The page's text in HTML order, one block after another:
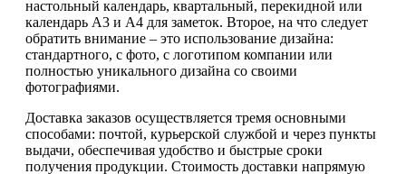
настольный календарь, квартальный, перекидной или
календарь А3 и А4 для заметок. Второе, на что следует
обратить внимание – это использование дизайна:
стандартного, с фото, с логотипом компании или
полностью уникального дизайна со своими
фотографиями.
Доставка заказов осуществляется тремя основными
способами: почтой, курьерской службой и через пункты
выдачи, обеспечивая удобство и быстрые сроки
получения продукции. Стоимость доставки напрямую